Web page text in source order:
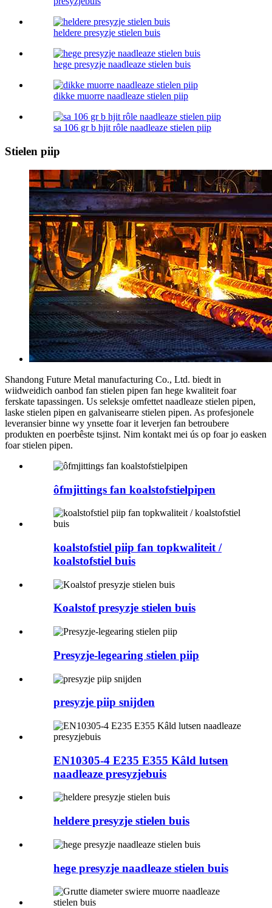
heldere presyzje stielen buis
hege presyzje naadleaze stielen buis
dikke muorre naadleaze stielen piip
sa 106 gr b hjit rôle naadleaze stielen piip
Stielen piip
Shandong Future Metal manufacturing Co., Ltd. biedt in
wiidweidich oanbod fan stielen pipen fan hege kwaliteit foar
ferskate tapassingen. Us seleksje omfettet naadleaze stielen pipen,
laske stielen pipen en galvanisearre stielen pipen. As profesjonele
leveransier binne wy ​​ynsette foar it leverjen fan betroubere
produkten en poerbêste tsjinst. Nim kontakt mei ús op foar jo easken
foar stielen pipen.
ôfmjittings fan koalstofstielpipen
koalstofstiel piip fan topkwaliteit /
koalstofstiel buis
Koalstof presyzje stielen buis
Presyzje-legearing stielen piip
presyzje piip snijden
EN10305-4 E235 E355 Kâld lutsen
naadleaze presyzjebuis
heldere presyzje stielen buis
hege presyzje naadleaze stielen buis